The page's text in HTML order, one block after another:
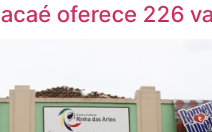
oferece 226